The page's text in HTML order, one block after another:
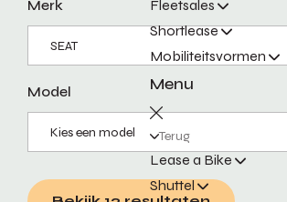
Fleetsales
Shortlease
Mobiliteitsvormen
Menu
Terug
Lease a Bike
Shuttel
Merk
Model